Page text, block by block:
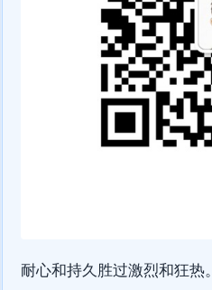
耐心和持久胜过激烈和狂热。